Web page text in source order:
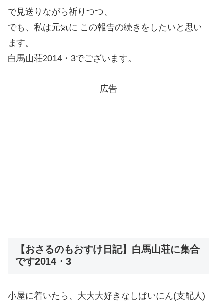
で見送りながら祈りつつ、
でも、私は元気に この報告の続きをしたいと思い
ます。
白馬山荘2014・3でございます。
広告
【おさるのもおすけ日記】白馬山荘に集合
です2014・3
小屋に着いたら、大大大好きなしぱいにん(支配人)